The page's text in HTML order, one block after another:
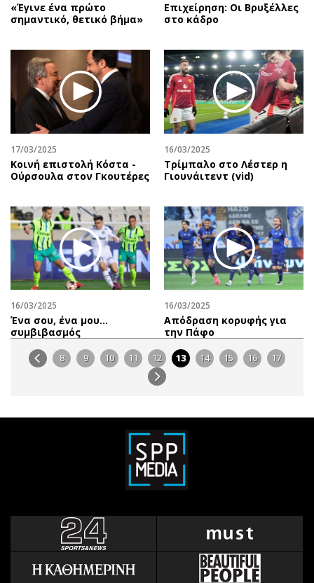
«Έγινε ένα πρώτο
σημαντικό, θετικό βήμα»
Επιχείρηση: Oι Βρυξέλλες
στο κάδρο
17/03/2025
Κοινή επιστολή Κόστα -
Ούρσουλα στον Γκουτέρες
16/03/2025
Τρίμπαλο στο Λέστερ η
Γιουνάιτεντ (vid)
16/03/2025
Ένα σου, ένα μου…
συμβιβασμός
16/03/2025
Απόδραση κορυφής για
την Πάφο
8 9 10 11 12 13 14 15 16 17